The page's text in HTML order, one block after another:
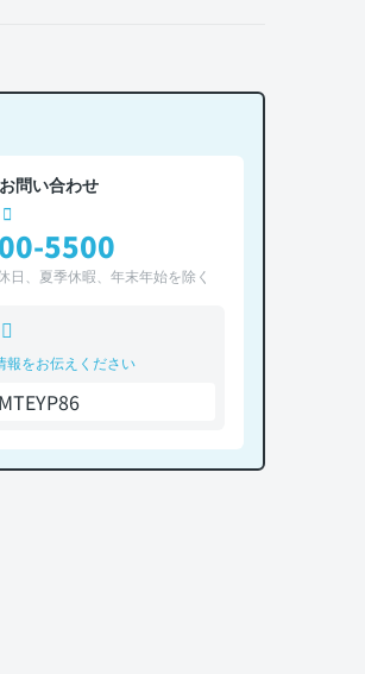
問い合わせ
5500
日、夏季休暇、年末年始を除く
報をお伝えください